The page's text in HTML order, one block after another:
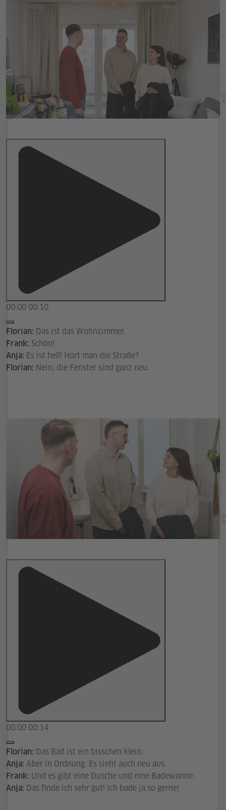
00:00 00:10
Florian: Das ist das Wohnzimmer.
Frank: Schön!
Anja: Es ist hell! Hört man die Straße?
Florian: Nein, die Fenster sind ganz neu.
00:00 00:14
Florian: Das Bad ist ein bisschen klein.
Anja: Aber in Ordnung. Es sieht auch neu aus.
Frank: Und es gibt eine Dusche und eine Badewanne.
Anja: Das finde ich sehr gut! Ich bade ja so gerne!